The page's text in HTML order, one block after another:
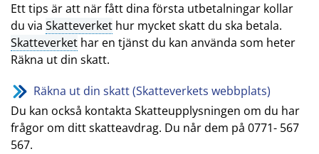
Ett tips är att när fått dina första utbetalningar kollar
du via Skatteverket hur mycket skatt du ska betala.
Skatteverket har en tjänst du kan använda som heter
Räkna ut din skatt.
Räkna ut din skatt (Skatteverkets webbplats)
Du kan också kontakta Skatteupplysningen om du har
frågor om ditt skatteavdrag. Du når dem på 0771- 567
567.